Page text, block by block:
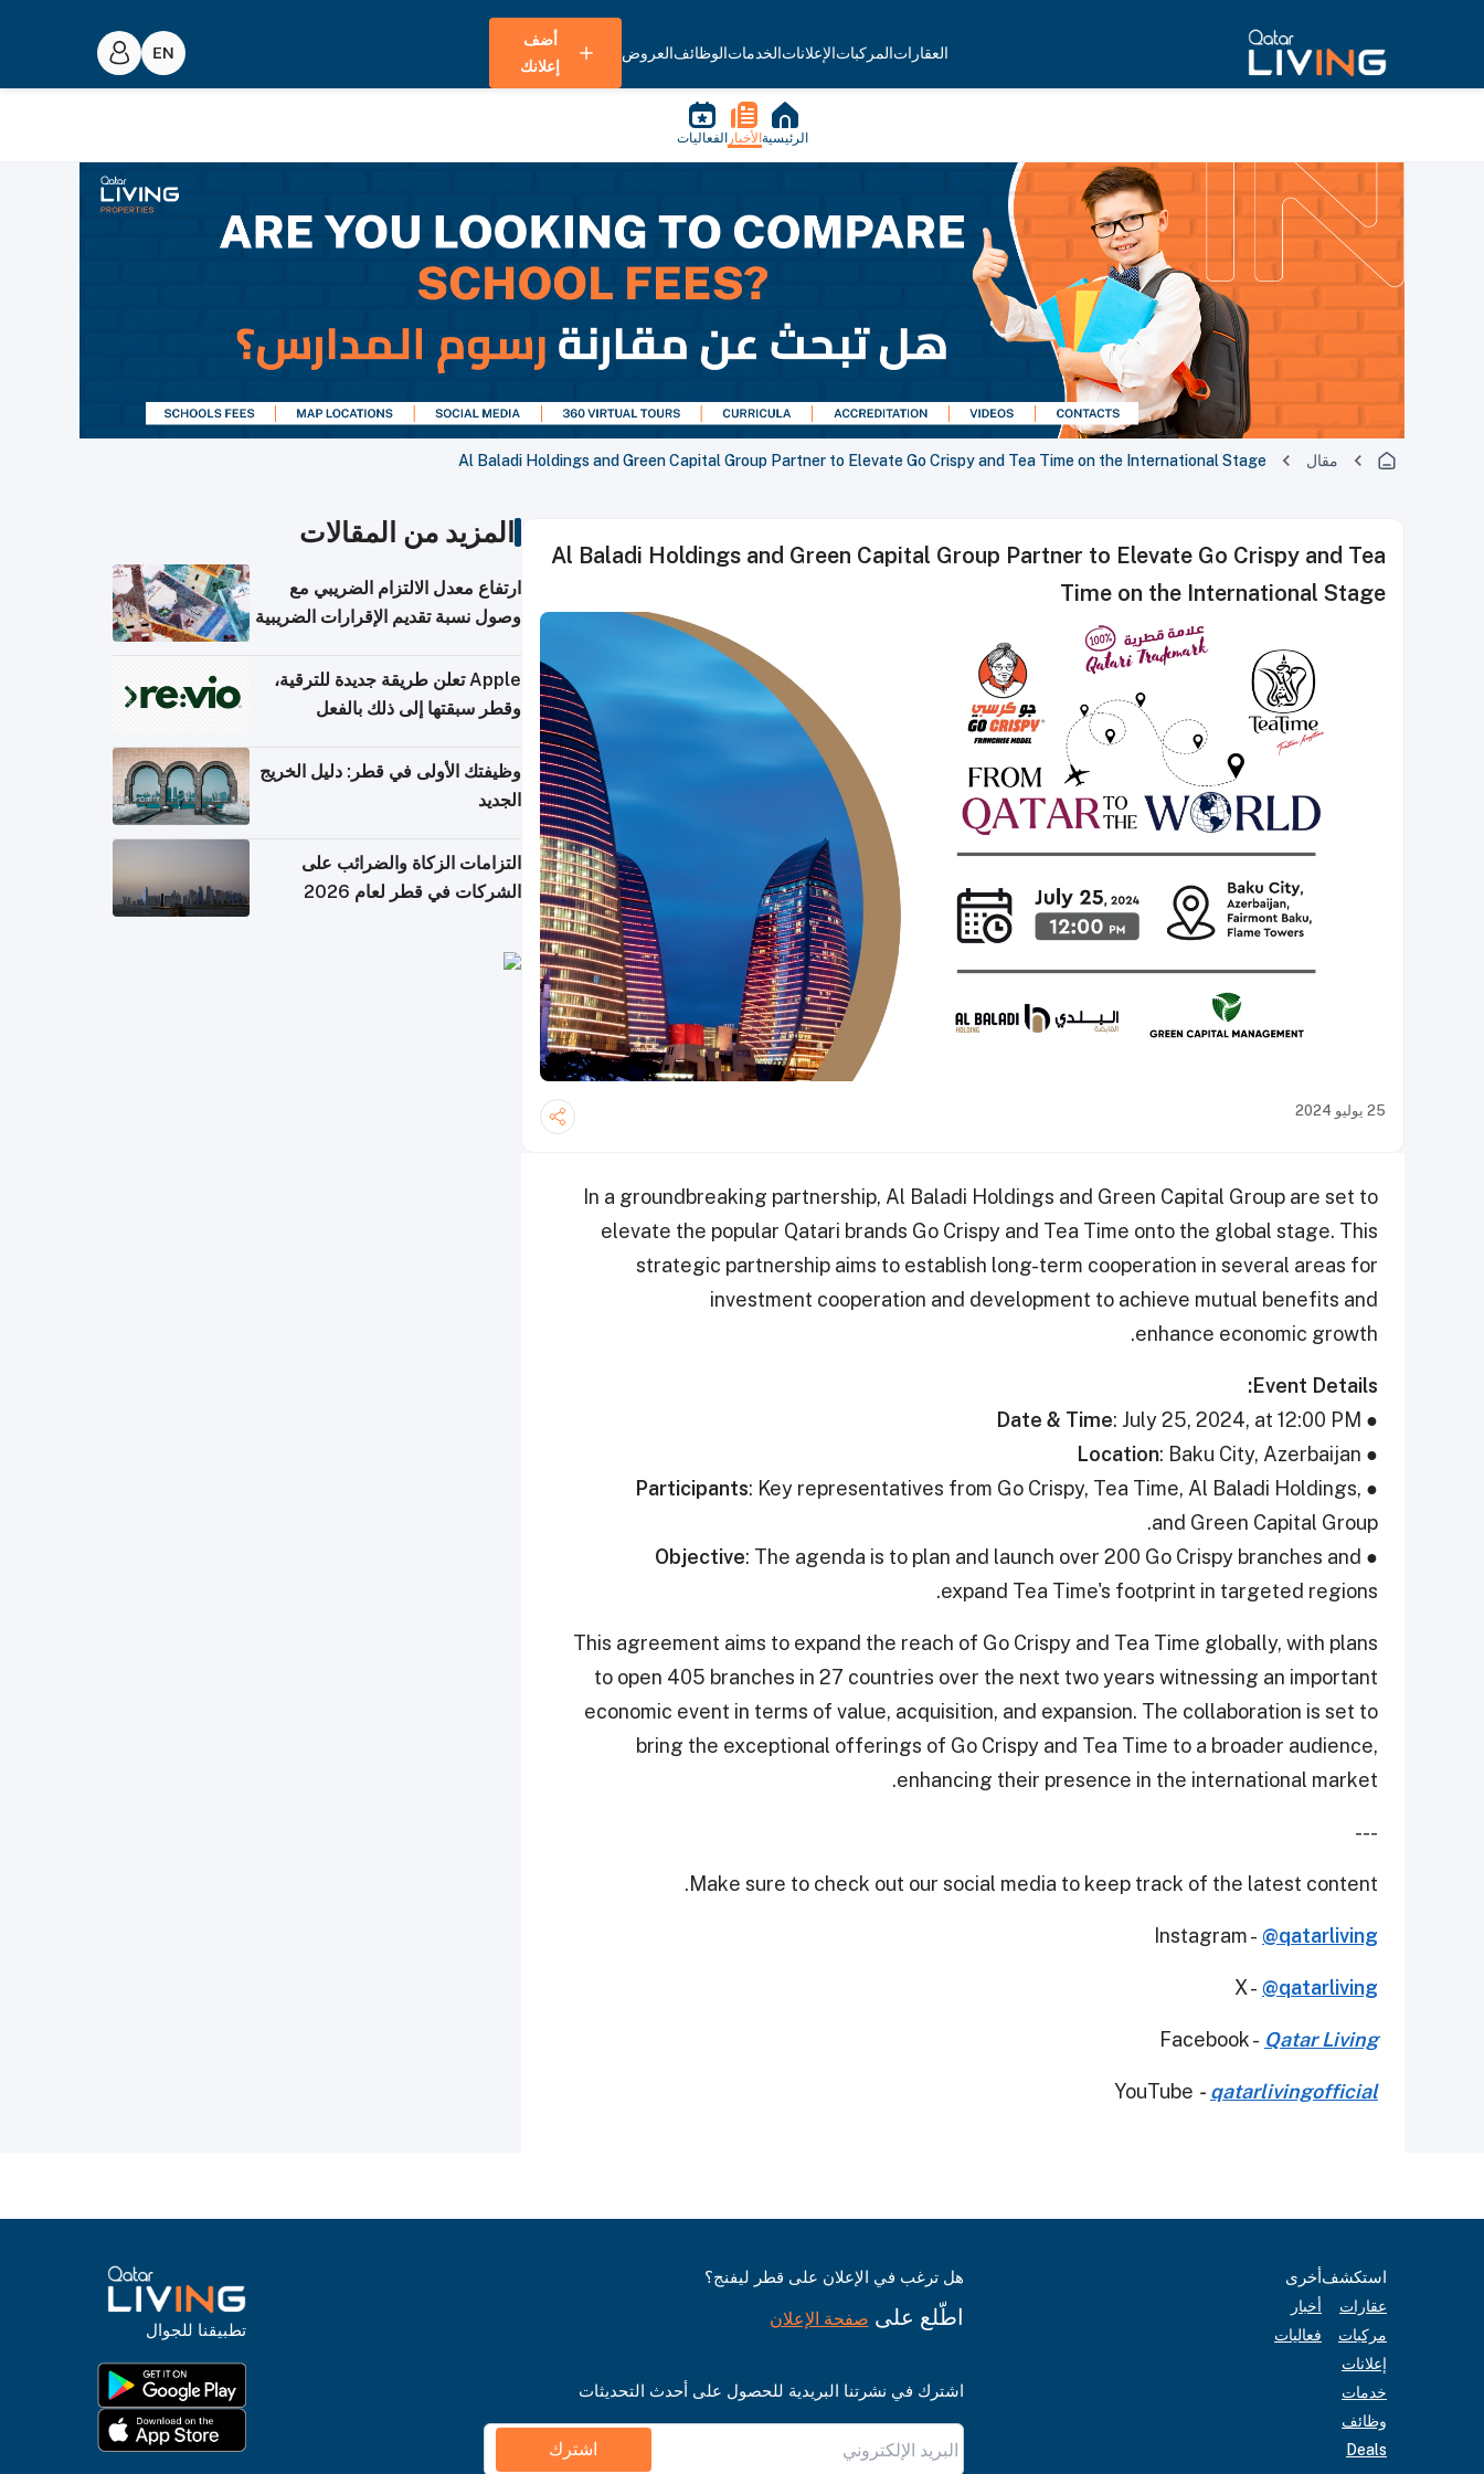
العقاراتالمركباتالإعلاناتالخدماتالوظائفالعروض
أضف
إعلانك
الرئيسية الأخبار الفعاليات
مقال Al Baladi Holdings and Green Capital Group Partner to Elevate Go Crispy and Tea Time on the International Stage
Al Baladi Holdings and Green Capital Group Partner to Elevate Go Crispy and Tea
Time on the International Stage
25 يوليو 2024
In a groundbreaking partnership, Al Baladi Holdings and Green Capital Group are set to
elevate the popular Qatari brands Go Crispy and Tea Time onto the global stage. This
strategic partnership aims to establish long-term cooperation in several areas for
investment cooperation and development to achieve mutual benefits and
enhance economic growth.
Event Details:
●
Date & Time: July 25, 2024, at 12:00 PM
●
Location: Baku City, Azerbaijan
●
Participants: Key representatives from Go Crispy, Tea Time, Al Baladi Holdings,
and Green Capital Group.
●
Objective: The agenda is to plan and launch over 200 Go Crispy branches and
expand Tea Time's footprint in targeted regions.
This agreement aims to expand the reach of Go Crispy and Tea Time globally, with plans
to open 405 branches in 27 countries over the next two years witnessing an important
economic event in terms of value, acquisition, and expansion. The collaboration is set to
bring the exceptional offerings of Go Crispy and Tea Time to a broader audience,
enhancing their presence in the international market.
---
Make sure to check out our social media to keep track of the latest content.
Instagram - @qatarliving
X - @qatarliving
Facebook - Qatar Living
YouTube - qatarlivingofficial
المزيد من المقالات
ارتفاع معدل الالتزام الضريبي مع
وصول نسبة تقديم الإقرارات الضريبية
Apple تعلن طريقة جديدة للترقية،
وقطر سبقتها إلى ذلك بالفعل
وظيفتك الأولى في قطر: دليل الخريج
الجديد
التزامات الزكاة والضرائب على
الشركات في قطر لعام 2026
استكشف
عقارات
مركبات
إعلانات
خدمات
وظائف
Deals
أخرى
أخبار
فعاليات
هل ترغب في الإعلان على قطر ليفنج؟
اطّلع على صفحة الإعلان
اشترك في نشرتنا البريدية للحصول على أحدث التحديثات
اشترك
تطبيقنا للجوال